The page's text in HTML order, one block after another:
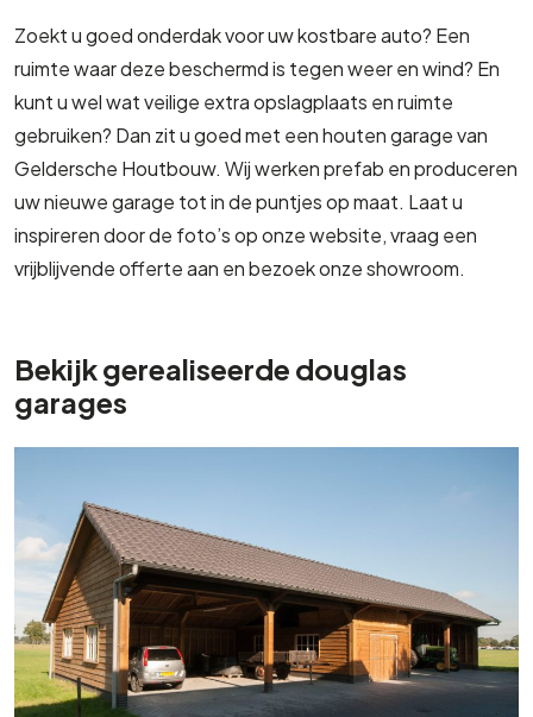
Zoekt u goed onderdak voor uw kostbare auto? Een
ruimte waar deze beschermd is tegen weer en wind? En
kunt u wel wat veilige extra opslagplaats en ruimte
gebruiken? Dan zit u goed met een houten garage van
Geldersche Houtbouw. Wij werken prefab en produceren
uw nieuwe garage tot in de puntjes op maat. Laat u
inspireren door de foto’s op onze website, vraag een
vrijblijvende offerte aan en bezoek onze showroom.
Bekijk gerealiseerde douglas
garages